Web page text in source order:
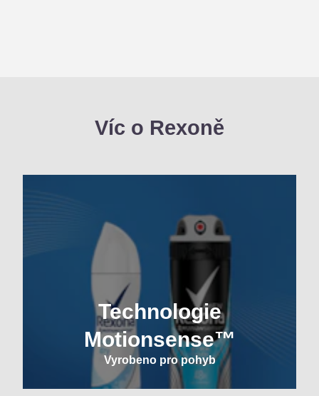
Víc o Rexoně
Technologie
Motionsense™
Vyrobeno pro pohyb